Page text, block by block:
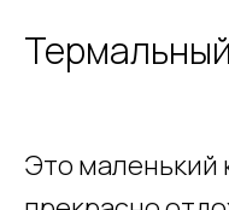
Это маленький